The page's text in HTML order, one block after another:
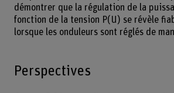
démontrer que la régulation de la
fonction de la tension P(U) se révèle
lorsque les onduleurs sont réglés de
Perspectives